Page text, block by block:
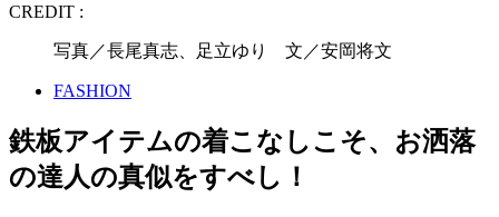
CREDIT :
写真／長尾真志、足立ゆり 文／安岡将文
FASHION
鉄板アイテムの着こなしこそ、お洒落
の達人の真似をすべし！